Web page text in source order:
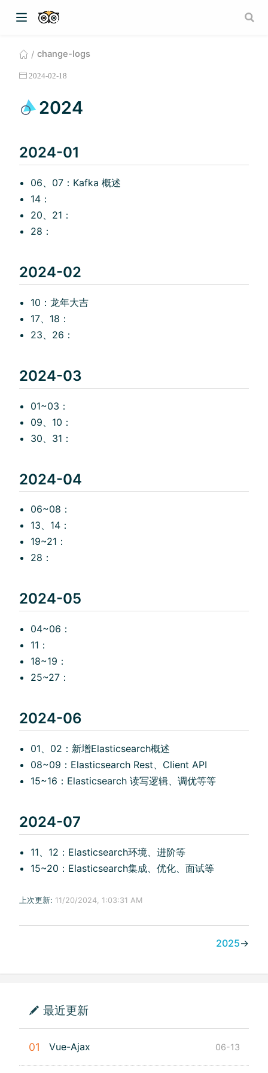
change-logs
2024-02-18
2024
2024-01
06、07：Kafka 概述
14：
20、21：
28：
2024-02
10：龙年大吉
17、18：
23、26：
2024-03
01~03：
09、10：
30、31：
2024-04
06~08：
13、14：
19~21：
28：
2024-05
04~06：
11：
18~19：
25~27：
2024-06
01、02：新增Elasticsearch概述
08~09：Elasticsearch Rest、Client API
15~16：Elasticsearch 读写逻辑、调优等等
2024-07
11、12：Elasticsearch环境、进阶等
15~20：Elasticsearch集成、优化、面试等
上次更新: 11/20/2024, 1:03:31 AM
2025→
最近更新
01 Vue-Ajax 06-13